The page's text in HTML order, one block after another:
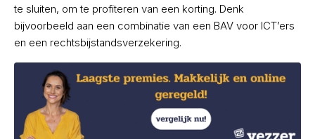
te sluiten, om te profiteren van een korting. Denk
bijvoorbeeld aan een combinatie van een BAV voor ICT’ers
en een rechtsbijstandsverzekering.